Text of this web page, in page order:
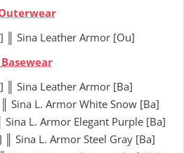
║ Sina Leather Armor [Ou]
Basewear
║ Sina Leather Armor [Ba]
Sina L. Armor White Snow [Ba]
L. Armor Elegant Purple [Ba]
Sina L. Armor Steel Gray [Ba]